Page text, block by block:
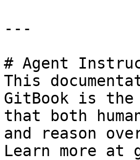
---
# Agent
This
GitBook is the
that both
and reason
Learn more at